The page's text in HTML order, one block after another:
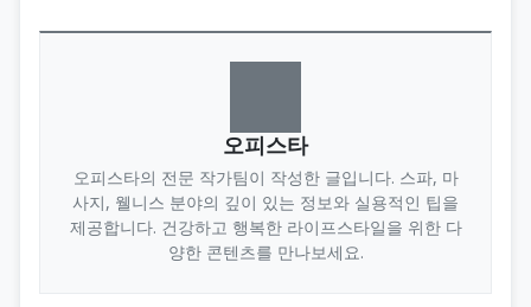
오피스타
오피스타의 전문 작가팀이 작성한 글입니다. 스파, 마
사지, 웰니스 분야의 깊이 있는 정보와 실용적인 팁을
제공합니다. 건강하고 행복한 라이프스타일을 위한 다
양한 콘텐츠를 만나보세요.